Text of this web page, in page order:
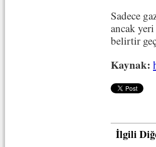
Sadece
ancak
belirtir
Kaynak:
İlgili